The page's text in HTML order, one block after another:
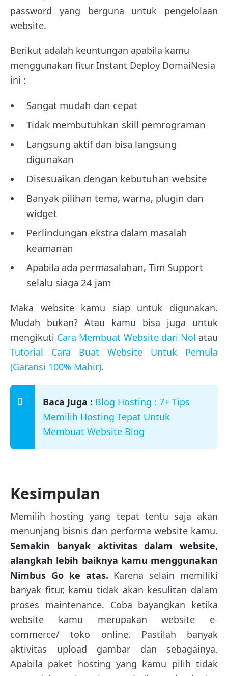
password yang berguna untuk pengelolaan
website.
Berikut adalah keuntungan apabila kamu
menggunakan fitur Instant Deploy DomaiNesia
ini :
Sangat mudah dan cepat
Tidak membutuhkan skill pemrograman
Langsung aktif dan bisa langsung
digunakan
Disesuaikan dengan kebutuhan website
Banyak pilihan tema, warna, plugin dan
widget
Perlindungan ekstra dalam masalah
keamanan
Apabila ada permasalahan, Tim Support
selalu siaga 24 jam
Maka website kamu siap untuk digunakan.
Mudah bukan? Atau kamu bisa juga untuk
mengikuti Cara Membuat Website dari Nol atau
Tutorial Cara Buat Website Untuk Pemula
(Garansi 100% Mahir).
Baca Juga : Blog Hosting : 7+ Tips
Memilih Hosting Tepat Untuk
Membuat Website Blog
Kesimpulan
Memilih hosting yang tepat tentu saja akan
menunjang bisnis dan performa website kamu.
Semakin banyak aktivitas dalam website,
alangkah lebih baiknya kamu menggunakan
Nimbus Go ke atas. Karena selain memiliki
banyak fitur, kamu tidak akan kesulitan dalam
proses maintenance. Coba bayangkan ketika
website kamu merupakan website e-
commerce/ toko online. Pastilah banyak
aktivitas upload gambar dan sebagainya.
Apabila paket hosting yang kamu pilih tidak